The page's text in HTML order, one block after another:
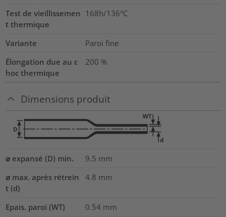
Test de vieillissemen
t thermique
168h/136°C
Variante
Paroi fine
Élongation due au c
hoc thermique
200 %
Dimensions produit
⌀ expansé (D) min. 9.5 mm
⌀ max. après rétrein
t (d)
4.8 mm
Epais. paroi (WT) 0.54 mm